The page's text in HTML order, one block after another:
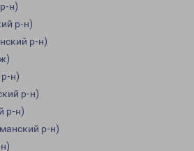
н)
р-н)
р-н)
н)
р-н)
р-н)
р-н)